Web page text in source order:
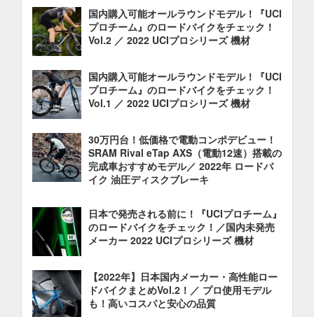
国内購入可能オールラウンドモデル！『UCI
プロチーム』のロードバイクをチェック！
Vol.2 ／ 2022 UCIプロシリーズ 機材
国内購入可能オールラウンドモデル！『UCI
プロチーム』のロードバイクをチェック！
Vol.1 ／ 2022 UCIプロシリーズ 機材
30万円台！低価格で電動コンポデビュー！
SRAM Rival eTap AXS（電動12速）搭載の
完成車おすすめモデル／ 2022年 ロードバ
イク 油圧ディスクブレーキ
日本で発売される前に！『UCIプロチーム』
のロードバイクをチェック！／国内未発売
メーカー 2022 UCIプロシリーズ 機材
【2022年】日本国内メーカー・高性能ロー
ドバイクまとめVol.2！／ プロ使用モデル
も！高いコスパと安心の品質